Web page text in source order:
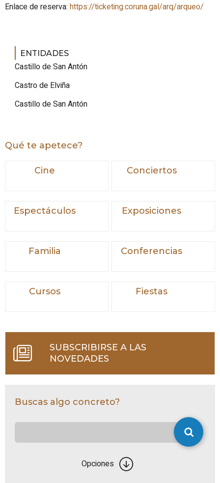
Enlace de reserva: https://ticketing.coruna.gal/arq/arqueo/
ENTIDADES
Castillo de San Antón
Castro de Elviña
Castillo de San Antón
Qué te apetece?
Cine Conciertos
Espectáculos Exposiciones
Familia Conferencias
Cursos Fiestas
SUBSCRIBIRSE A LAS
NOVEDADES
Buscas algo concreto?
Opciones